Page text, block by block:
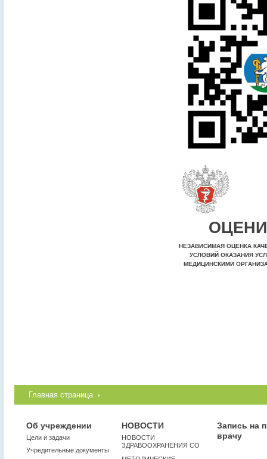
НЕЗАВИСИМАЯ ОЦЕНКА
УСЛОВИЙ ОКАЗАНИЯ
МЕДИЦИНСКИМИ
Главная страница
Об учреждении
Цели и задачи
Учредительные документы
НОВОСТИ
НОВОСТИ
ЗДРАВООХРАНЕНИЯ СО
Запись на
врачу